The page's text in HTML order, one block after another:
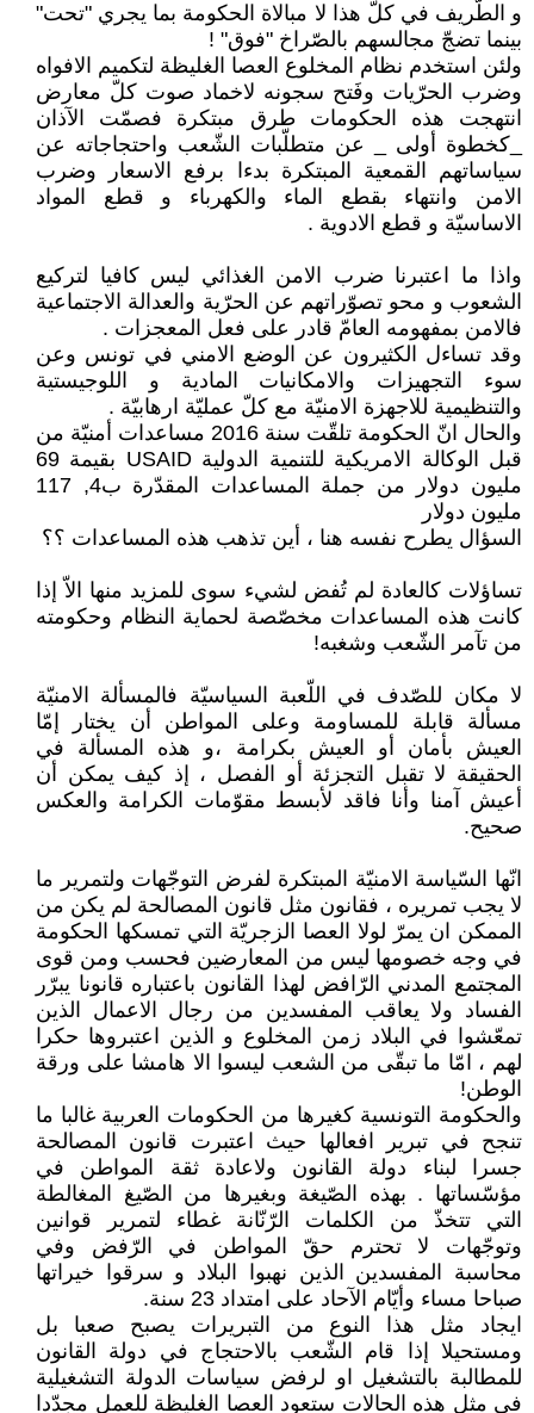
و الطّريف في كلّ هذا لا مبالاة الحكومة بما يجري "تحت"
بينما تضجّ مجالسهم بالصّراخ "فوق" !
ولئن استخدم نظام المخلوع العصا الغليظة لتكميم الافواه
وضرب الحرّيات وفَتح سجونه لاخماد صوت كلّ معارض
انتهجت هذه الحكومات طرق مبتكرة فصمّت الآذان
_كخطوة أولى _ عن متطلّبات الشّعب واحتجاجاته عن
سياساتهم القمعية المبتكرة بدءا برفع الاسعار وضرب
الامن وانتهاء بقطع الماء والكهرباء و قطع المواد
الاساسيّة و قطع الادوية .
واذا ما اعتبرنا ضرب الامن الغذائي ليس كافيا لتركيع
الشعوب و محو تصوّراتهم عن الحرّية والعدالة الاجتماعية
فالامن بمفهومه العامّ قادر على فعل المعجزات .
وقد تساءل الكثيرون عن الوضع الامني في تونس وعن
سوء التجهيزات والامكانيات المادية و اللوجيستية
والتنظيمية للاجهزة الامنيّة مع كلّ عمليّة ارهابيّة .
والحال انّ الحكومة تلقّت سنة 2016 مساعدات أمنيّة من
قبل الوكالة الامريكية للتنمية الدولية USAID بقيمة 69
مليون دولار من جملة المساعدات المقدّرة ب4, 117
مليون دولار
السؤال يطرح نفسه هنا ، أين تذهب هذه المساعدات ؟؟
تساؤلات كالعادة لم تُفض لشيء سوى للمزيد منها الاّ إذا
كانت هذه المساعدات مخصّصة لحماية النظام وحكومته
من تآمر الشّعب وشغبه!
لا مكان للصّدف في اللّعبة السياسيّة فالمسألة الامنيّة
مسألة قابلة للمساومة وعلى المواطن أن يختار إمّا
العيش بأمان أو العيش بكرامة ،و هذه المسألة في
الحقيقة لا تقبل التجزئة أو الفصل ، إذ كيف يمكن أن
أعيش آمنا وأنا فاقد لأبسط مقوّمات الكرامة والعكس
صحيح.
انّها السّياسة الامنيّة المبتكرة لفرض التوجّهات ولتمرير ما
لا يجب تمريره ، فقانون مثل قانون المصالحة لم يكن من
الممكن ان يمرّ لولا العصا الزجريّة التي تمسكها الحكومة
في وجه خصومها ليس من المعارضين فحسب ومن قوى
المجتمع المدني الرّافض لهذا القانون باعتباره قانونا يبرّر
الفساد ولا يعاقب المفسدين من رجال الاعمال الذين
تمعّشوا في البلاد زمن المخلوع و الذين اعتبروها حكرا
لهم ، امّا ما تبقّى من الشعب ليسوا الا هامشا على ورقة
الوطن!
والحكومة التونسية كغيرها من الحكومات العربية غالبا ما
تنجح في تبرير افعالها حيث اعتبرت قانون المصالحة
جسرا لبناء دولة القانون ولاعادة ثقة المواطن في
مؤسّساتها . بهذه الصّيغة وبغيرها من الصّيغ المغالطة
التي تتخذّ من الكلمات الرّنّانة غطاء لتمرير قوانين
وتوجّهات لا تحترم حقّ المواطن في الرّفض وفي
محاسبة المفسدين الذين نهبوا البلاد و سرقوا خيراتها
صباحا مساء وأيّام الآحاد على امتداد 23 سنة.
ايجاد مثل هذا النوع من التبريرات يصبح صعبا بل
ومستحيلا إذا قام الشّعب بالاحتجاج في دولة القانون
للمطالبة بالتشغيل او لرفض سياسات الدولة التشغيلية
في مثل هذه الحالات ستعود العصا الغليظة للعمل مجدّدا